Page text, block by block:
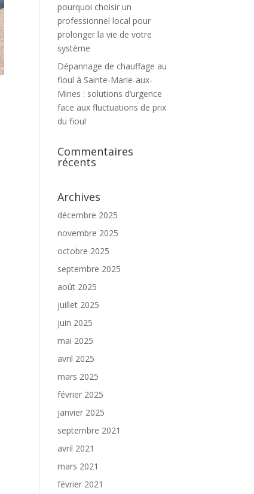
pourquoi choisir un
professionnel local pour
prolonger la vie de votre
système
Dépannage de chauffage au
fioul à Sainte-Marie-aux-
Mines : solutions d’urgence
face aux fluctuations de prix
du fioul
Commentaires
récents
Archives
décembre 2025
novembre 2025
octobre 2025
septembre 2025
août 2025
juillet 2025
juin 2025
mai 2025
avril 2025
mars 2025
février 2025
janvier 2025
septembre 2021
avril 2021
mars 2021
février 2021